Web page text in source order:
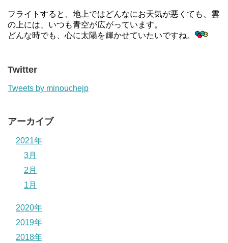
フライトすると、地上ではどんなにお天気が悪くても、雲
の上には、いつも青空が広がっています。
どんな時でも、心に太陽を輝かせていたいですね。
Twitter
Tweets by minouchejp
アーカイブ
2021年
3月
2月
1月
2020年
2019年
2018年